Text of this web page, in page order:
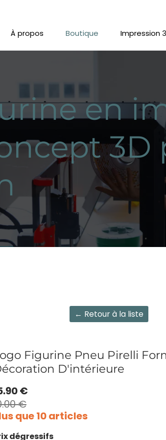
À propos Boutique Impression
en
3D
← Retour à la liste
Figurine Pneu Pirelli
D'intérieure
€
€
que 10 articles
dégressifs